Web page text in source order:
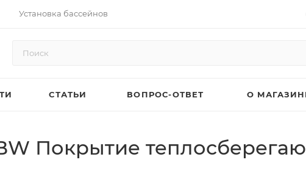
Установка бассейнов
СТАТЬИ ВОПРОС-ОТВЕТ О
Покрытие